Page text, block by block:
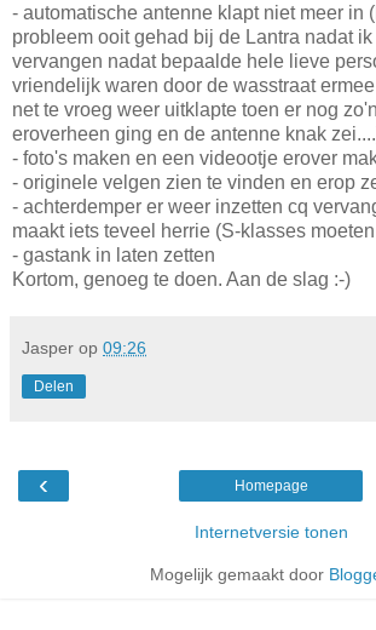
- automatische antenne klapt niet meer in
probleem ooit gehad bij de Lantra nadat
vervangen nadat bepaalde hele lieve
vriendelijk waren door de wasstraat
net te vroeg weer uitklapte toen er nog
eroverheen ging en de antenne knak
- foto's maken en een videootje erover
- originele velgen zien te vinden en erop
- achterdemper er weer inzetten cq
maakt iets teveel herrie (S-klasses
- gastank in laten zetten
Kortom, genoeg te doen. Aan de slag :-)
Jasper op 09:26
Delen
‹ Homepage
Internetversie tonen
Mogelijk gemaakt door